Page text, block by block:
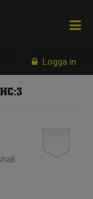
Logga in